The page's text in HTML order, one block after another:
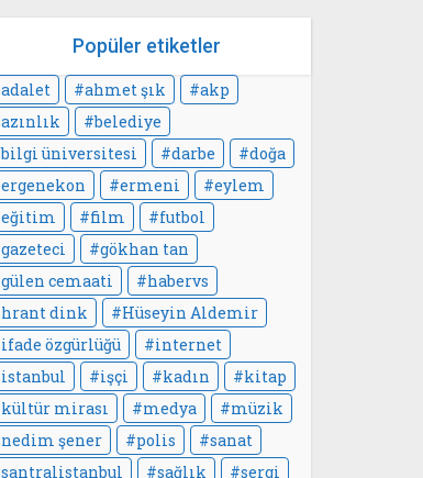
Popüler etiketler
adalet ahmet şık
akp
azınlık
belediye
bilgi üniversitesi
darbe
doğa
ergenekon
ermeni
eylem
eğitim
film
futbol
gazeteci
gökhan tan
gülen cemaati
habervs
hrant dink
Hüseyin Aldemir
ifade özgürlüğü
internet
istanbul
işçi kadın
kitap
kültür mirası
medya
müzik
nedim şener
polis
sanat
santralistanbul
sağlık sergi